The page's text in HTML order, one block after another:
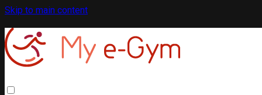
Skip to main content